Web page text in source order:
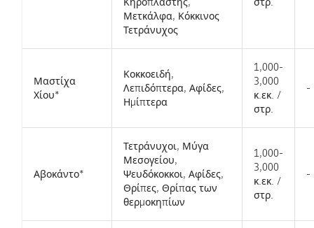
Μετκάλφα, Κόκκινος
Τετράνυχος
Μαστίχα
Χίου*
Κοκκοειδή,
Λεπιδόπτερα, Αφίδες,
Ημίπτερα
1,000-
3,000
κ.εκ. /
στρ.
-
Αβοκάντο*
Τετράνυχοι, Μύγα
Μεσογείου,
Ψευδόκοκκοι, Αφίδες,
Θρίπες, Θρίπας των
θερμοκηπίων
1,000-
3,000
κ.εκ. /
στρ.
-